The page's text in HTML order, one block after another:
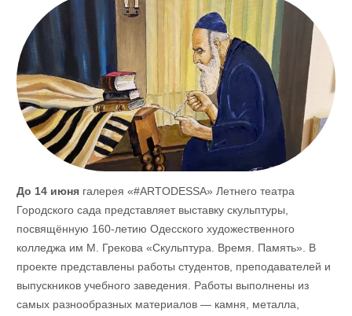
До 14 июнягалерея «#ARTODESSA» Летнего театра
Городского сада представляет выставку скульптуры,
посвящённую 160-летию Одесского художественного
колледжа им М. Грекова «Скульптура. Время. Память». В
проекте представлены работы студентов, преподавателей и
выпускников учебного заведения. Работы выполнены из
самых разнообразных материалов — камня, металла,